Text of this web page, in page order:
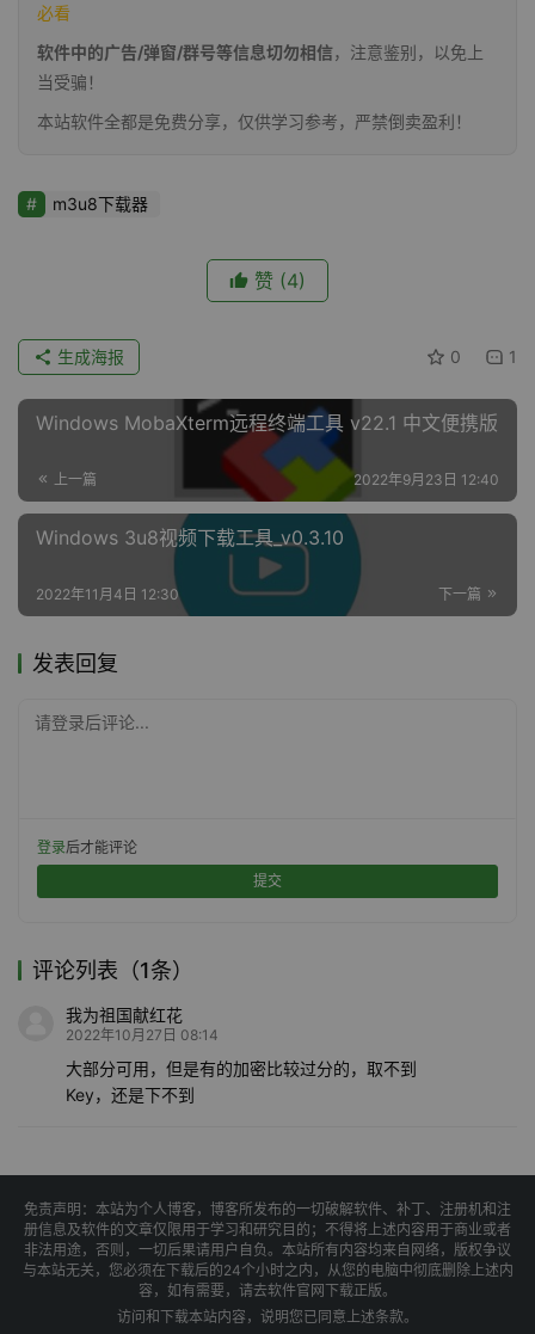
必看
软件中的广告/弹窗/群号等信息切勿相信，注意鉴别，以免上
当受骗！
本站软件全都是免费分享，仅供学习参考，严禁倒卖盈利！
m3u8下载器
赞 (4)
0 1
生成海报
Windows MobaXterm远程终端工具 v22.1 中文便携版
上一篇 2022年9月23日 12:40
Windows 3u8视频下载工具_v0.3.10
下一篇
2022年11月4日 12:30
发表回复
请登录后评论...
登录后才能评论
提交
评论列表（1条）
我为祖国献红花
2022年10月27日 08:14
大部分可用，但是有的加密比较过分的，取不到
Key，还是下不到
免责声明：本站为个人博客，博客所发布的一切破解软件、补丁、注册机和注
册信息及软件的文章仅限用于学习和研究目的；不得将上述内容用于商业或者
非法用途，否则，一切后果请用户自负。本站所有内容均来自网络，版权争议
与本站无关，您必须在下载后的24个小时之内，从您的电脑中彻底删除上述内
容，如有需要，请去软件官网下载正版。
访问和下载本站内容，说明您已同意上述条款。